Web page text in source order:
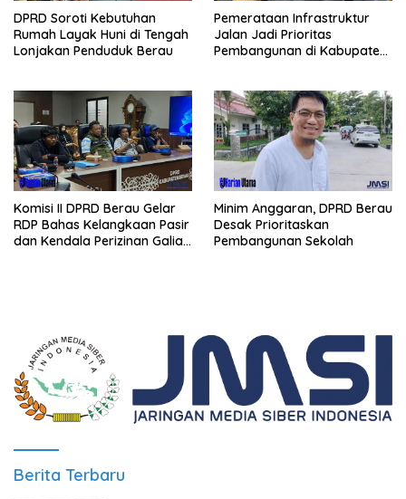
DPRD Soroti Kebutuhan
Rumah Layak Huni di Tengah
Lonjakan Penduduk Berau
Pemerataan Infrastruktur
Jalan Jadi Prioritas
Pembangunan di Kabupaten
Komisi II DPRD Berau Gelar
RDP Bahas Kelangkaan Pasir
dan Kendala Perizinan Galian
Minim Anggaran, DPRD Berau
Desak Prioritaskan
Pembangunan Sekolah
Berita Terbaru